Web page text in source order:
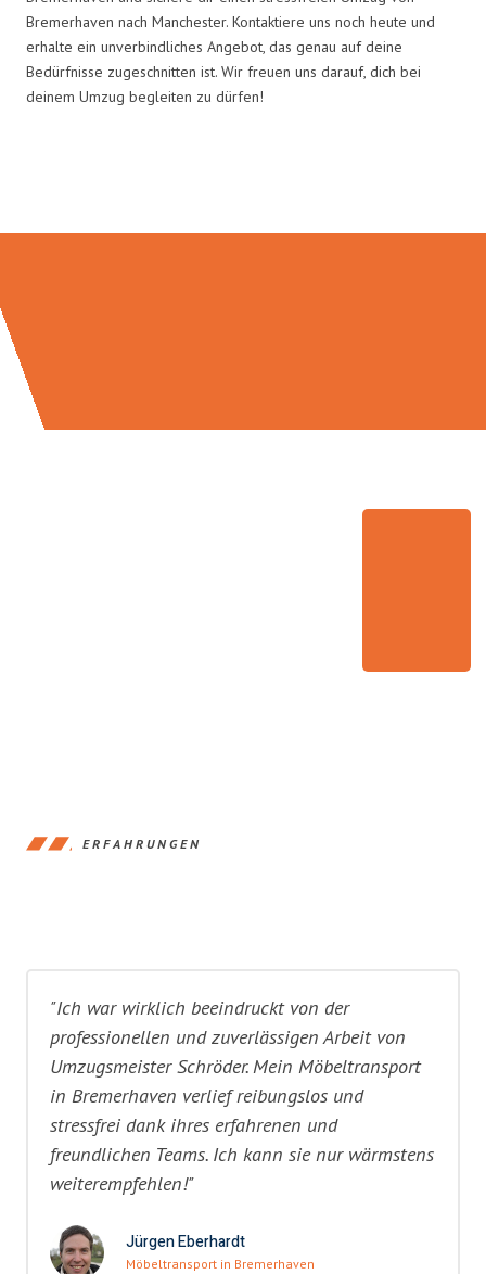
Bremerhaven nach Manchester. Kontaktiere uns noch heute und
erhalte ein unverbindliches Angebot, das genau auf deine
Bedürfnisse zugeschnitten ist. Wir freuen uns darauf, dich bei
deinem Umzug begleiten zu dürfen!
ERFAHRUNGEN
"Ich war wirklich beeindruckt von der
professionellen und zuverlässigen Arbeit von
Umzugsmeister Schröder. Mein Möbeltransport
in Bremerhaven verlief reibungslos und
stressfrei dank ihres erfahrenen und
freundlichen Teams. Ich kann sie nur wärmstens
weiterempfehlen!"
Jürgen Eberhardt
Möbeltransport in Bremerhaven